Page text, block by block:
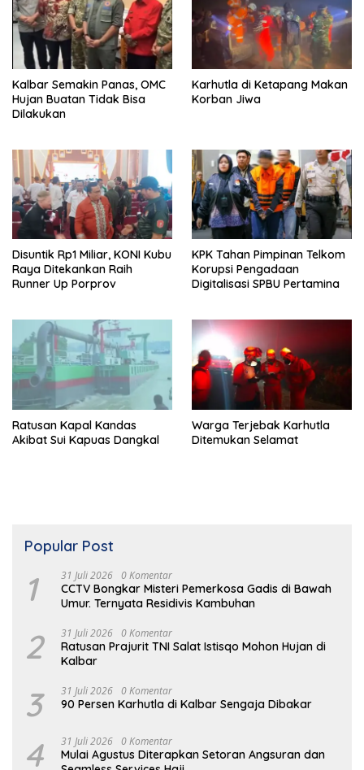
Kalbar Semakin Panas, OMC
Hujan Buatan Tidak Bisa
Dilakukan
Karhutla di Ketapang Makan
Korban Jiwa
Disuntik Rp1 Miliar, KONI Kubu
Raya Ditekankan Raih
Runner Up Porprov
KPK Tahan Pimpinan Telkom
Korupsi Pengadaan
Digitalisasi SPBU Pertamina
Ratusan Kapal Kandas
Akibat Sui Kapuas Dangkal
Warga Terjebak Karhutla
Ditemukan Selamat
Popular Post
1 31 Juli 2026 0 Komentar
CCTV Bongkar Misteri Pemerkosa Gadis di Bawah
Umur. Ternyata Residivis Kambuhan
2 31 Juli 2026 0 Komentar
Ratusan Prajurit TNI Salat Istisqo Mohon Hujan di
Kalbar
3 31 Juli 2026 0 Komentar
90 Persen Karhutla di Kalbar Sengaja Dibakar
4 31 Juli 2026 0 Komentar
Mulai Agustus Diterapkan Setoran Angsuran dan